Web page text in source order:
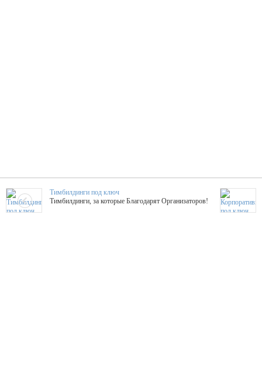
Тимбилдинги под ключ
Тимбилдинги, за которые Благодарят Организаторов!